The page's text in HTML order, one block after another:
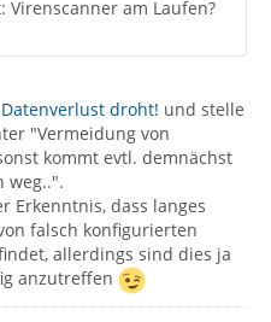
Virenscanner am Laufen?
droht! und stelle
"Vermeidung von
kommt evtl. demnächst
weg..".
Erkenntnis, dass langes
falsch konfigurierten
allerdings sind dies ja
anzutreffen